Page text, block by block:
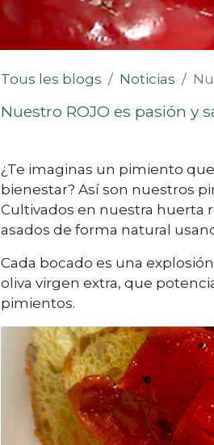
Tous les blogs Noticias
Nuestro ROJO es pasión y
¿Te imaginas un pimiento
bienestar? Así son nuestros
Cultivados en nuestra huerta
asados de forma natural
Cada bocado es una
oliva virgen extra, que
pimientos.